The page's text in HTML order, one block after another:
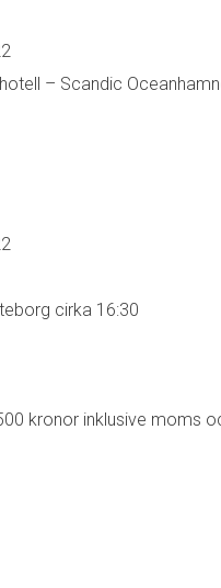
– Scandic
cirka 16:30
kronor inklusive moms